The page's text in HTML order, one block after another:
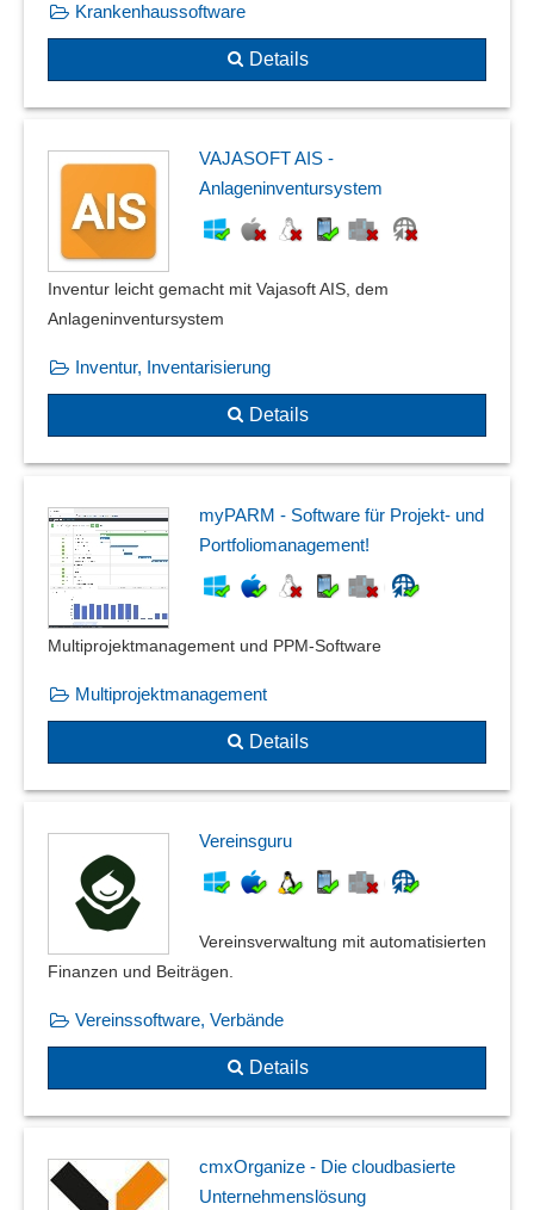
Krankenhaussoftware
Details
VAJASOFT AIS -
Anlageninventursystem
Inventur leicht gemacht mit Vajasoft AIS, dem
Anlageninventursystem
Inventur, Inventarisierung
Details
myPARM - Software für Projekt- und
Portfoliomanagement!
Multiprojektmanagement und PPM-Software
Multiprojektmanagement
Details
Vereinsguru
Vereinsverwaltung mit automatisierten
Finanzen und Beiträgen.
Vereinssoftware, Verbände
Details
cmxOrganize - Die cloudbasierte
Unternehmenslösung